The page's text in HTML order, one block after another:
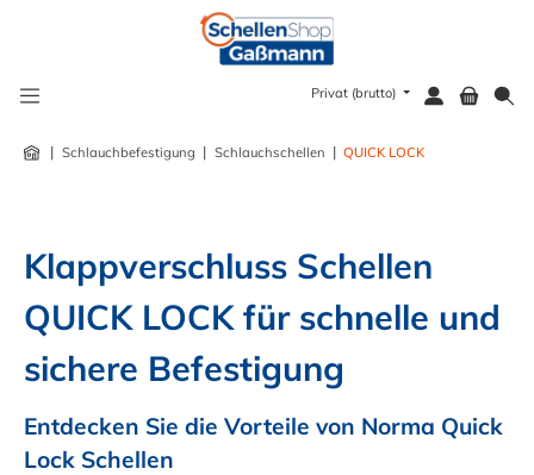
Privat (brutto)
| Schlauchbefestigung | Schlauchschellen | QUICK LOCK
Klappverschluss Schellen
QUICK LOCK für schnelle und
sichere Befestigung
Entdecken Sie die Vorteile von Norma Quick
Lock Schellen